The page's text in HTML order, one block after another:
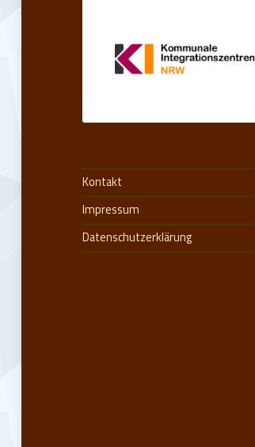
Kontakt
Impressum
Datenschutzerklärung